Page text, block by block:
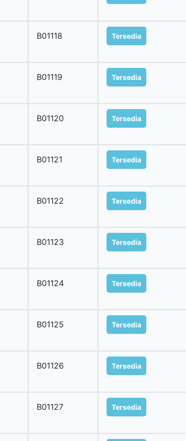
B01118 Tersedia
B01119 Tersedia
B01120 Tersedia
B01121 Tersedia
B01122 Tersedia
B01123 Tersedia
B01124 Tersedia
B01125 Tersedia
B01126 Tersedia
B01127 Tersedia